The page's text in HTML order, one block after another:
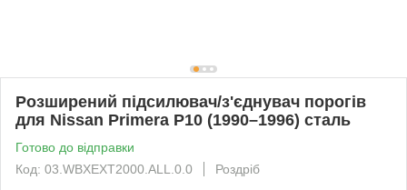
Розширений підсилювач/з'єднувач порогів
для Nissan Primera P10 (1990–1996) сталь
Готово до відправки
Код: 03.WBXEXT2000.ALL.0.0
Роздріб